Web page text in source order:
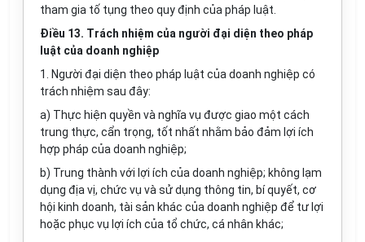
tham gia tố tụng theo quy định của pháp luật.
Điều 13. Trách nhiệm của người đại diện theo pháp
luật của doanh nghiệp
1. Người đại diện theo pháp luật của doanh nghiệp có
trách nhiệm sau đây:
a) Thực hiện quyền và nghĩa vụ được giao một cách
trung thực, cẩn trọng, tốt nhất nhằm bảo đảm lợi ích
hợp pháp của doanh nghiệp;
b) Trung thành với lợi ích của doanh nghiệp; không lạm
dụng địa vị, chức vụ và sử dụng thông tin, bí quyết, cơ
hội kinh doanh, tài sản khác của doanh nghiệp để tư lợi
hoặc phục vụ lợi ích của tổ chức, cá nhân khác;